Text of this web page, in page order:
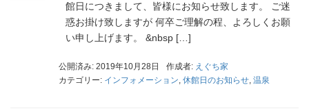
館日につきまして、皆様にお知らせ致します。 ご迷
惑お掛け致しますが 何卒ご理解の程、よろしくお願
い申し上げます。 &nbsp […]
公開済み: 2019年10月28日 作成者: えぐち家
カテゴリー: インフォメーション, 休館日のお知らせ, 温泉